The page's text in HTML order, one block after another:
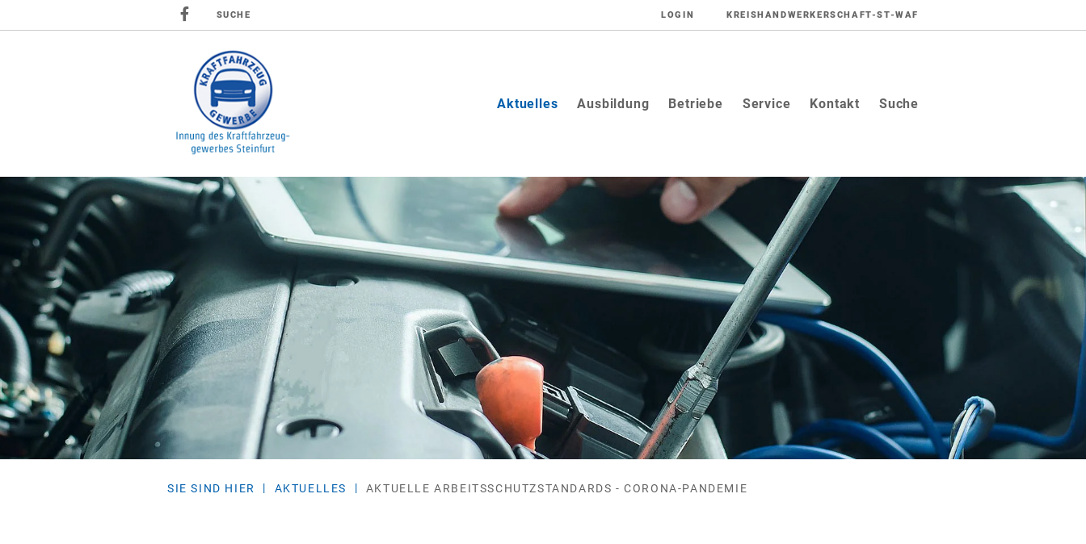
SUCHE LOGIN KREISHANDWERKERSCHAFT-ST-WAF
Aktuelles(current)
Ausbildung Betriebe Service Kontakt Suche
SIE SIND HIER AKTUELLES AKTUELLE ARBEITSSCHUTZSTANDARDS - CORONA-PANDEMIE